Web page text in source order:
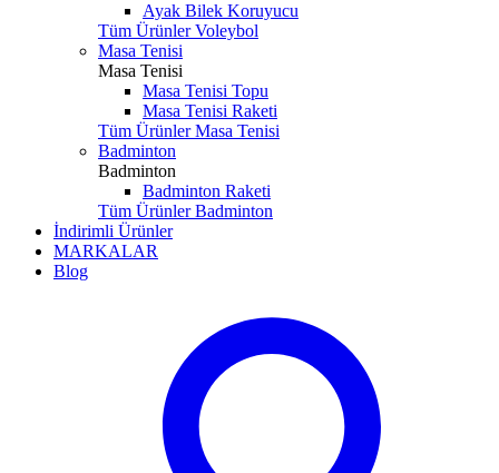
Ayak Bilek Koruyucu
Tüm Ürünler Voleybol
Masa Tenisi
Masa Tenisi
Masa Tenisi Topu
Masa Tenisi Raketi
Tüm Ürünler Masa Tenisi
Badminton
Badminton
Badminton Raketi
Tüm Ürünler Badminton
İndirimli Ürünler
MARKALAR
Blog